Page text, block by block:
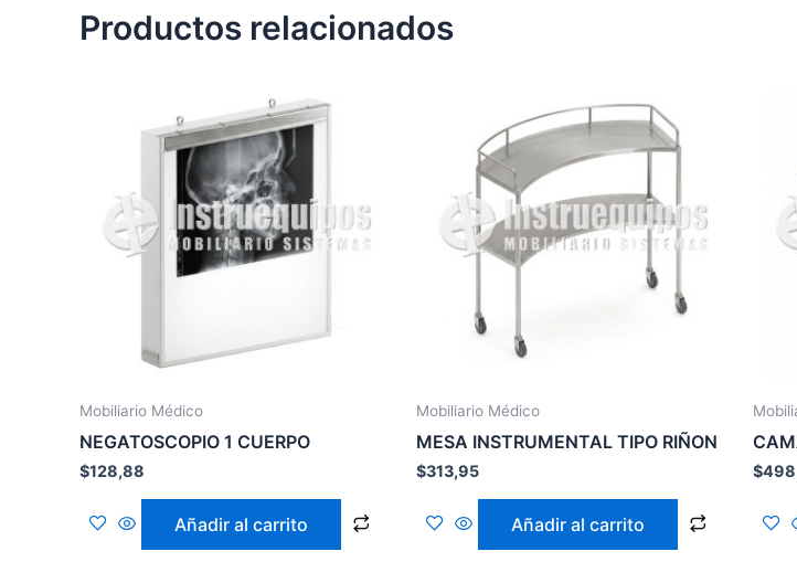
Productos relacionados
Mobiliario Médico
NEGATOSCOPIO 1 CUERPO
$128,88
Añadir al carrito
Mobiliario Médico
MESA INSTRUMENTAL TIPO RIÑON
$313,95
Añadir al carrito
$